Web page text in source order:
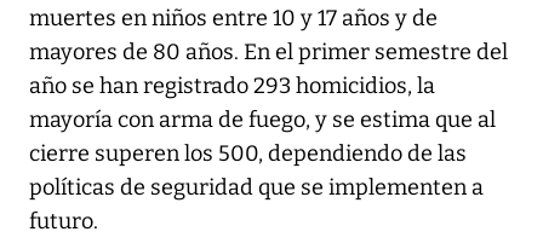
muertes en niños entre 10 y 17 años y de
mayores de 80 años. En el primer semestre del
año se han registrado 293 homicidios, la
mayoría con arma de fuego, y se estima que al
cierre superen los 500, dependiendo de las
políticas de seguridad que se implementen a
futuro.